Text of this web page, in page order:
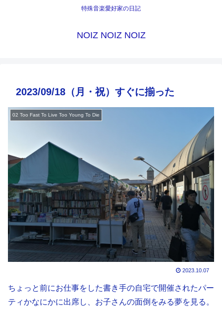
特殊音楽愛好家の日記
NOIZ NOIZ NOIZ
2023/09/18（月・祝）すぐに揃った
02 Too Fast To Live Too Young To Die
2023.10.07
ちょっと前にお仕事をした書き手の自宅で開催されたパー
ティかなにかに出席し、お子さんの面倒をみる夢を見る。